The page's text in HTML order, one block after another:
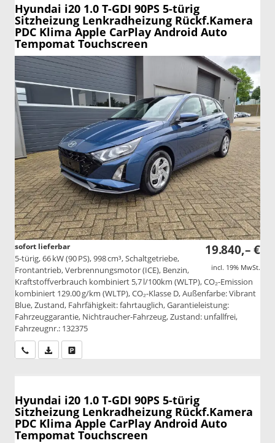
Hyundai i20 1.0 T-GDI 90PS 5-türig
Sitzheizung Lenkradheizung Rückf.Kamera
PDC Klima Apple CarPlay Android Auto
Tempomat Touchscreen
19.840,– €
incl. 19% MwSt.
sofort lieferbar
5-türig, 66 kW (90 PS), 998 cm³, Schaltgetriebe,
Frontantrieb, Verbrennungsmotor (ICE), Benzin,
Kraftstoffverbrauch kombiniert 5,7 l/100km (WLTP), CO₂-Emission
kombiniert 129.00 g/km (WLTP), CO₂-Klasse D, Außenfarbe: Vibrant
Blue, Zustand, Fahrfähigkeit: fahrtauglich, Garantieleistung:
Fahrzeuggarantie, Nichtraucher-Fahrzeug, Zustand: unfallfrei,
Fahrzeugnr.: 132375
Wir rufen Sie anPDF-Datei, Fahrzeugexposé drucken
Hyundai i20 1.0 T-GDI 90PS 5-türig
Sitzheizung Lenkradheizung Rückf.Kamera
PDC Klima Apple CarPlay Android Auto
Tempomat Touchscreen